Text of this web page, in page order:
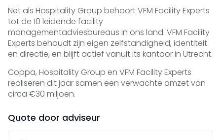
Net als Hospitality Group behoort VFM Facility Experts
tot de 10 leidende facility
managementadviesbureaus in ons land. VFM Facility
Experts behoudt zijn eigen zelfstandigheid, identiteit
en directie, en blijft actief vanuit its kantoor in Utrecht.
Coppa, Hospitality Group en VFM Facility Experts
realiseren dit jaar samen een verwachte omzet van
circa €30 miljoen.
Quote door adviseur